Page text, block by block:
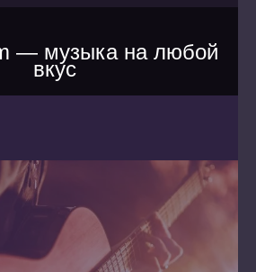
— музыка на любой
вкус